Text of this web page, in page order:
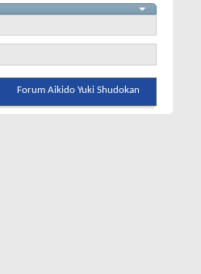
Forum Aikido Yuki Shudokan